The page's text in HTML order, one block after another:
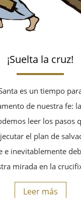
¡Suelta la cruz!
es un tiempo
de nuestra fe:
leer los pasos
el plan de
e inevitablemente
mirada en la
Leer más